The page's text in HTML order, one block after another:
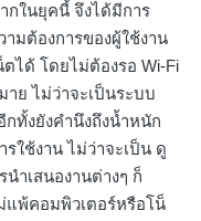
กในยุคนี้ จึงได้มีการ
มต้องการของผู้ใช้งาน
ได้ โดยไม่ต้องรอ Wi-Fi
าย ไม่ว่าจะเป็นระบบ
กทั้งยังคำนึงถึงน้ำหนัก
ใช้งาน ไม่ว่าจะเป็น ดู
ำเสนองานต่างๆ ก็
แพ้คอมพิวเตอร์หรือโน็